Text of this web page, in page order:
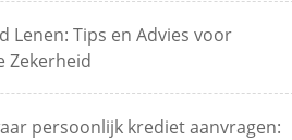
Lenen: Tips en Advies voor
Zekerheid
persoonlijk krediet aanvragen: